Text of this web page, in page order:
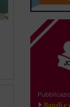
Bandi